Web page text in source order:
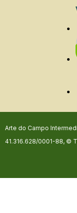
Arte do Campo
41.316.628/0001-88, ©